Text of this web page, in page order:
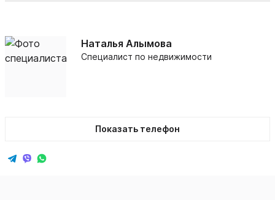
Наталья Алымова
Специалист по недвижимости
Показать телефон